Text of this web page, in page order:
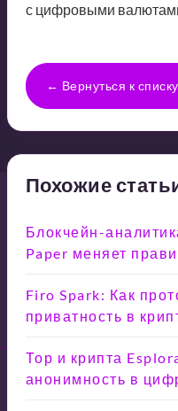
с цифровыми
← Вернуться к
Похожие
Блокчейн-
Paper меняет
Firo Spark: Как
приватность в
Тор и крипта
анонимность в